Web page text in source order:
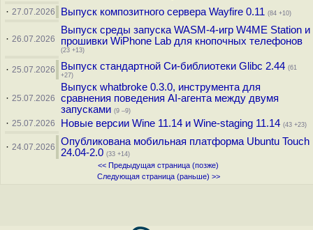
· 27.07.2026 Выпуск композитного сервера Wayfire 0.11 (84 +10)
· 26.07.2026
Выпуск среды запуска WASM-4-игр W4ME Station и
прошивки WiPhone Lab для кнопочных телефонов
(23 +13)
· 25.07.2026 Выпуск стандартной Си-библиотеки Glibc 2.44 (61
+27)
· 25.07.2026
Выпуск whatbroke 0.3.0, инструмента для
сравнения поведения AI-агента между двумя
запусками (9 –9)
· 25.07.2026 Новые версии Wine 11.14 и Wine-staging 11.14 (43 +23)
· 24.07.2026
Опубликована мобильная платформа Ubuntu Touch
24.04-2.0 (33 +14)
<< Предыдущая страница (позже)
Следующая страница (раньше) >>